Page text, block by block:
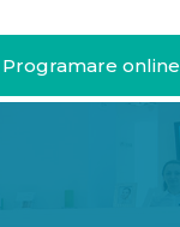
Programare online